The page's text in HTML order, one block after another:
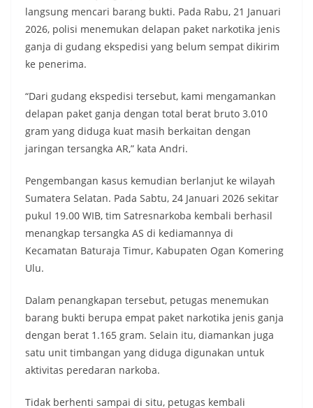
langsung mencari barang bukti. Pada Rabu, 21 Januari
2026, polisi menemukan delapan paket narkotika jenis
ganja di gudang ekspedisi yang belum sempat dikirim
ke penerima.
“Dari gudang ekspedisi tersebut, kami mengamankan
delapan paket ganja dengan total berat bruto 3.010
gram yang diduga kuat masih berkaitan dengan
jaringan tersangka AR,” kata Andri.
Pengembangan kasus kemudian berlanjut ke wilayah
Sumatera Selatan. Pada Sabtu, 24 Januari 2026 sekitar
pukul 19.00 WIB, tim Satresnarkoba kembali berhasil
menangkap tersangka AS di kediamannya di
Kecamatan Baturaja Timur, Kabupaten Ogan Komering
Ulu.
Dalam penangkapan tersebut, petugas menemukan
barang bukti berupa empat paket narkotika jenis ganja
dengan berat 1.165 gram. Selain itu, diamankan juga
satu unit timbangan yang diduga digunakan untuk
aktivitas peredaran narkoba.
Tidak berhenti sampai di situ, petugas kembali